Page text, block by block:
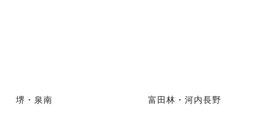
堺・泉南 富田林・河内長野